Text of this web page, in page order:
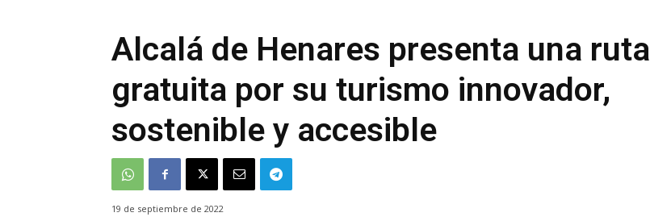
Alcalá de Henares presenta una ruta
gratuita por su turismo innovador,
sostenible y accesible
19 de septiembre de 2022